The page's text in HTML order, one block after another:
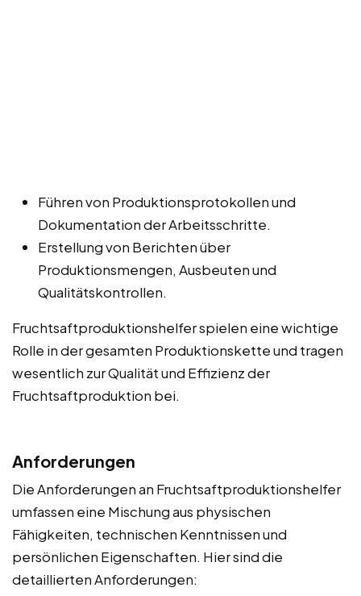
Führen von Produktionsprotokollen und
Dokumentation der Arbeitsschritte.
Erstellung von Berichten über
Produktionsmengen, Ausbeuten und
Qualitätskontrollen.
Fruchtsaftproduktionshelfer spielen eine wichtige
Rolle in der gesamten Produktionskette und tragen
wesentlich zur Qualität und Effizienz der
Fruchtsaftproduktion bei.
Anforderungen
Die Anforderungen an Fruchtsaftproduktionshelfer
umfassen eine Mischung aus physischen
Fähigkeiten, technischen Kenntnissen und
persönlichen Eigenschaften. Hier sind die
detaillierten Anforderungen: